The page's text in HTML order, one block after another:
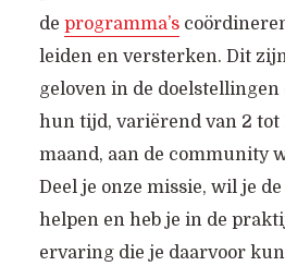
de programma’s
leiden en versterken. Dit
geloven in de doelstellingen
hun tijd, variërend van 2 tot
maand, aan de community
Deel je onze missie, wil je
helpen en heb je in de
ervaring die je daarvoor